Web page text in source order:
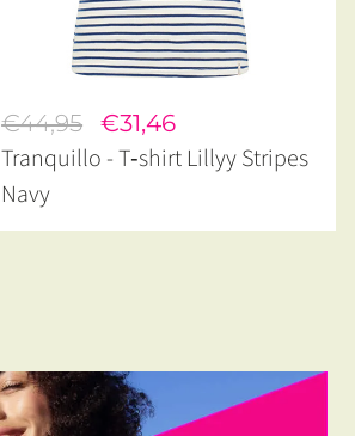
€44,95 €31,46
Tranquillo - T‑shirt Lillyy Stripes
Navy